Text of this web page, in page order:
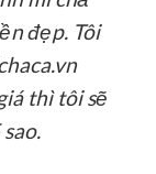
đẹp. Tôi
thì tôi sẽ